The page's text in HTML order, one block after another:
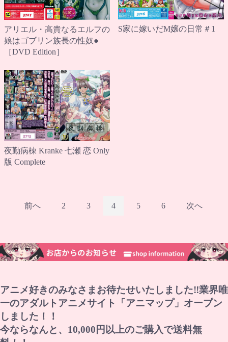
アリエル・高貴なるエルフの
娘はゴブリン族長の性奴●
［DVD Edition］
S家に嫁いだM嬢の日常＃1
夜勤病棟 Kranke 七瀬 恋 Only
版 Complete
前へ 2 3 4 5 6 次へ
アニメ好きのみなさまお待たせいたしました‼業界唯
一のアダルトアニメサイト「アニマップ」オープン
しました！！
今ならなんと、10,000円以上のご購入で送料無